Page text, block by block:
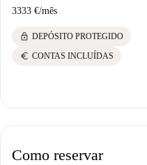
3333 €/mês
lock DEPÓSITO PROTEGIDO
euro CONTAS INCLUÍDAS
Como reservar